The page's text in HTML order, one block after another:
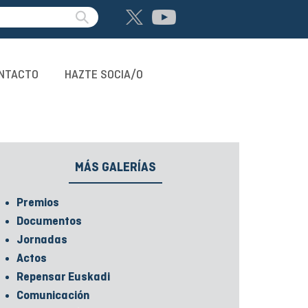
HAZTE SOCIA/O
MÁS GALERÍAS
Premios
Documentos
Jornadas
Actos
Repensar Euskadi
Comunicación